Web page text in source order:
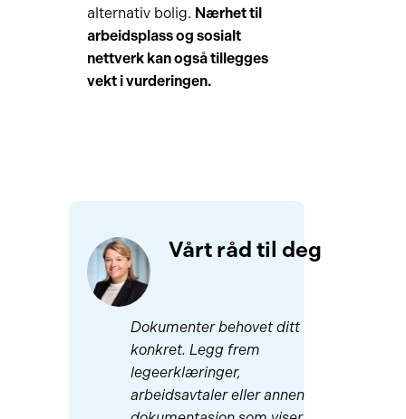
alternativ bolig. Nærhet til
arbeidsplass og sosialt
nettverk kan også tillegges
vekt i vurderingen.
Vårt råd til deg
Dokumenter behovet ditt
konkret. Legg frem
legeerklæringer,
arbeidsavtaler eller annen